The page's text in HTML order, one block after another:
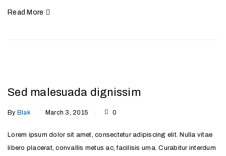
Read More
Sed malesuada dignissim
By Blak March 3, 2015 0
Lorem ipsum dolor sit amet, consectetur adipiscing elit. Nulla vitae
libero placerat, convallis metus ac, facilisis urna. Curabitur interdum